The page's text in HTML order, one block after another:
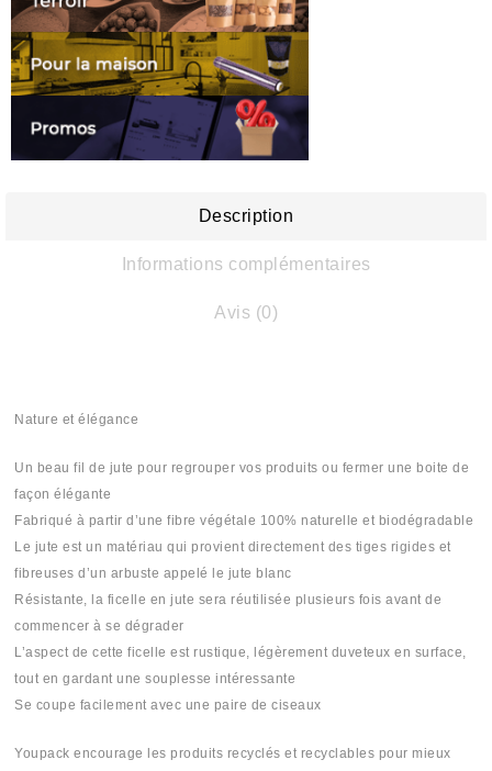
Description
Informations complémentaires
Avis (0)
Nature et élégance
Un beau fil de jute pour regrouper vos produits ou fermer une boite de
façon élégante
Fabriqué à partir d’une fibre végétale 100% naturelle et biodégradable
Le jute est un matériau qui provient directement des tiges rigides et
fibreuses d’un arbuste appelé le jute blanc
Résistante, la ficelle en jute sera réutilisée plusieurs fois avant de
commencer à se dégrader
L’aspect de cette ficelle est rustique, légèrement duveteux en surface,
tout en gardant une souplesse intéressante
Se coupe facilement avec une paire de ciseaux
Youpack encourage les produits recyclés et recyclables pour mieux